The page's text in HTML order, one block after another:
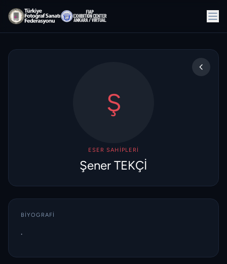
Ş
ESER SAHIPLERI
Şener TEKÇİ
BIYOGRAFI
.